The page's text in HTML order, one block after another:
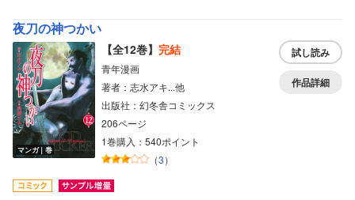
夜刀の神つかい
マンガ｜巻
【全12巻】 完結
青年漫画
著者：志水アキ...他
出版社：幻冬舎コミックス
206ページ
1巻購入：540ポイント
（3）
試し読み
作品詳細